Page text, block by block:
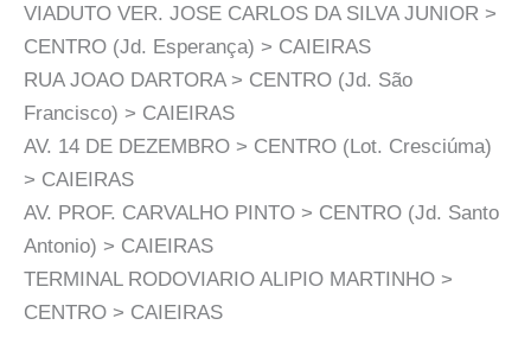
VIADUTO VER. JOSE CARLOS DA SILVA JUNIOR >
CENTRO (Jd. Esperança) > CAIEIRAS
RUA JOAO DARTORA > CENTRO (Jd. São
Francisco) > CAIEIRAS
AV. 14 DE DEZEMBRO > CENTRO (Lot. Cresciúma)
> CAIEIRAS
AV. PROF. CARVALHO PINTO > CENTRO (Jd. Santo
Antonio) > CAIEIRAS
TERMINAL RODOVIARIO ALIPIO MARTINHO >
CENTRO > CAIEIRAS